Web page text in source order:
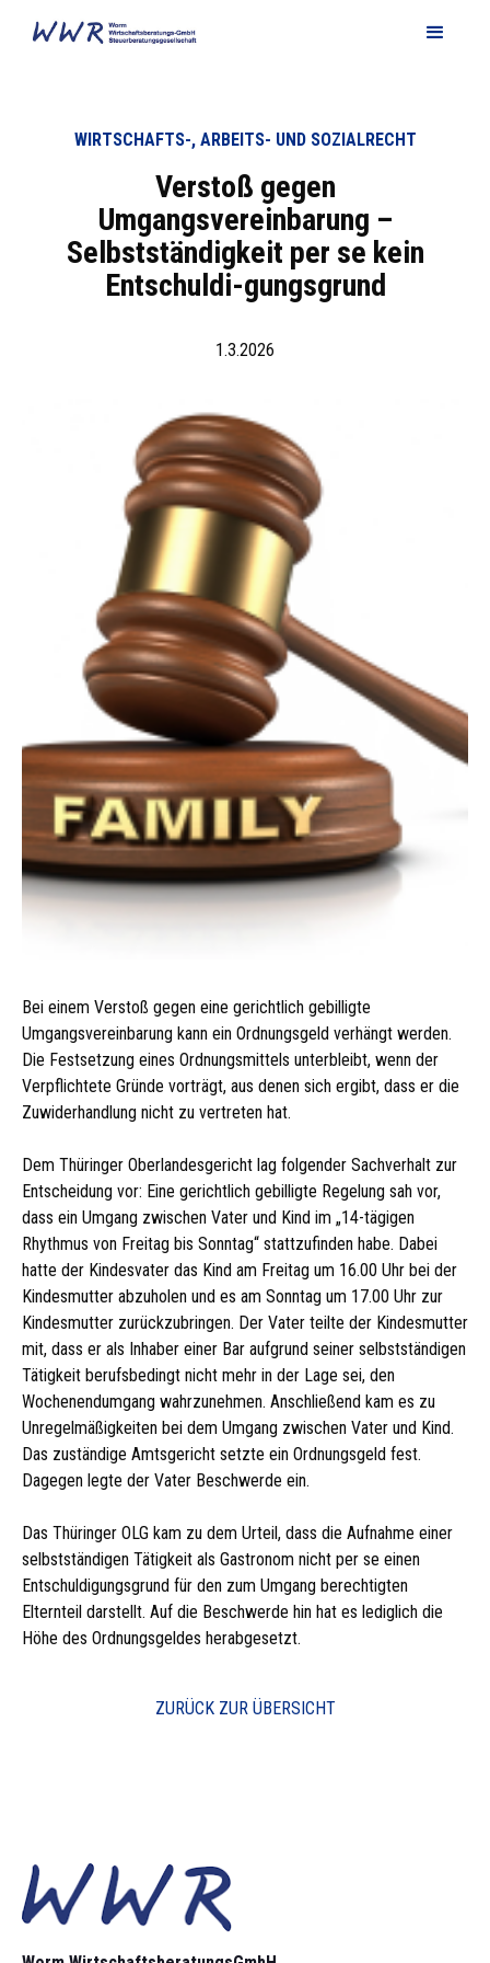
WIRTSCHAFTS-, ARBEITS- UND SOZIALRECHT
Verstoß gegen
Umgangsvereinbarung –
Selbstständigkeit per se kein
Entschuldi-gungsgrund
1.3.2026
Bei einem Verstoß gegen eine gerichtlich gebilligte
Umgangsvereinbarung kann ein Ordnungsgeld verhängt werden.
Die Festsetzung eines Ordnungsmittels unterbleibt, wenn der
Verpflichtete Gründe vorträgt, aus denen sich ergibt, dass er die
Zuwiderhandlung nicht zu vertreten hat.
Dem Thüringer Oberlandesgericht lag folgender Sachverhalt zur
Entscheidung vor: Eine gerichtlich gebilligte Regelung sah vor,
dass ein Umgang zwischen Vater und Kind im „14-tägigen
Rhythmus von Freitag bis Sonntag“ stattzufinden habe. Dabei
hatte der Kindesvater das Kind am Freitag um 16.00 Uhr bei der
Kindesmutter abzuholen und es am Sonntag um 17.00 Uhr zur
Kindesmutter zurückzubringen. Der Vater teilte der Kindesmutter
mit, dass er als Inhaber einer Bar aufgrund seiner selbstständigen
Tätigkeit berufsbedingt nicht mehr in der Lage sei, den
Wochenendumgang wahrzunehmen. Anschließend kam es zu
Unregelmäßigkeiten bei dem Umgang zwischen Vater und Kind.
Das zuständige Amtsgericht setzte ein Ordnungsgeld fest.
Dagegen legte der Vater Beschwerde ein.
Das Thüringer OLG kam zu dem Urteil, dass die Aufnahme einer
selbstständigen Tätigkeit als Gastronom nicht per se einen
Entschuldigungsgrund für den zum Umgang berechtigten
Elternteil darstellt. Auf die Beschwerde hin hat es lediglich die
Höhe des Ordnungsgeldes herabgesetzt.
ZURÜCK ZUR ÜBERSICHT